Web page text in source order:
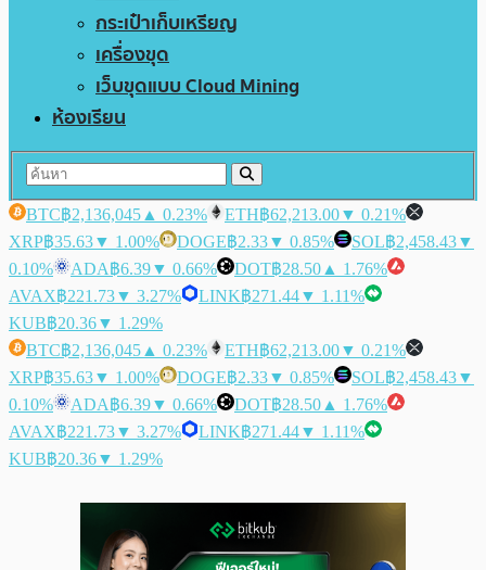
กระเป๋าเก็บเหรียญ
เครื่องขุด
เว็บขุดแบบ Cloud Mining
ห้องเรียน
BTC฿2,136,045 ▲ 0.23% ETH฿62,213.00▼ 0.21%
XRP฿35.63▼ 1.00% DOGE฿2.33▼ 0.85% SOL฿2,458.43▼
0.10%
ADA฿6.39▼ 0.66% DOT฿28.50 ▲ 1.76%
AVAX฿221.73▼ 3.27% LINK฿271.44▼ 1.11%
KUB฿20.36▼ 1.29%
BTC฿2,136,045 ▲ 0.23% ETH฿62,213.00▼ 0.21%
XRP฿35.63▼ 1.00% DOGE฿2.33▼ 0.85% SOL฿2,458.43▼
0.10%
ADA฿6.39▼ 0.66% DOT฿28.50 ▲ 1.76%
AVAX฿221.73▼ 3.27% LINK฿271.44▼ 1.11%
KUB฿20.36▼ 1.29%